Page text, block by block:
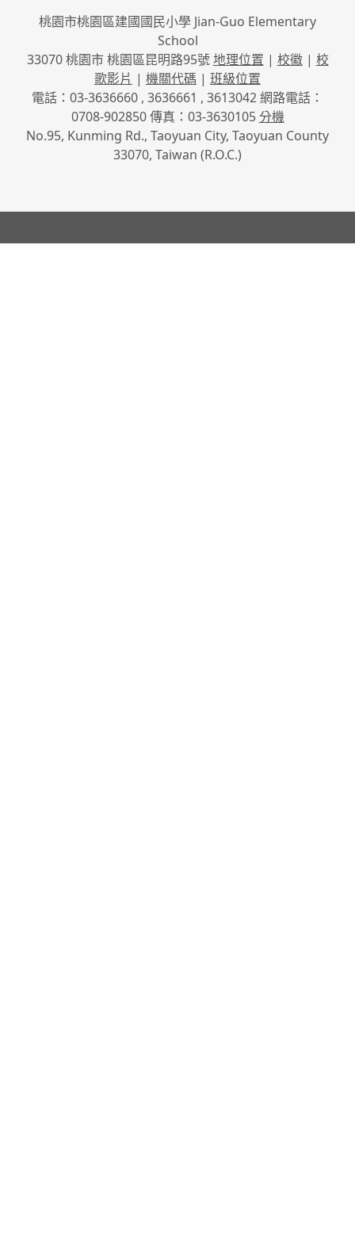
桃園市桃園區建國國民小學 Jian-Guo Elementary
School
33070 桃園市 桃園區昆明路95號地理位置 | 校徽| 校
歌影片 | 機關代碼 | 班級位置
電話：03-3636660 , 3636661 , 3613042 網路電話：
0708-902850 傳真：03-3630105分機
No.95, Kunming Rd., Taoyuan City, Taoyuan County
33070, Taiwan (R.O.C.)